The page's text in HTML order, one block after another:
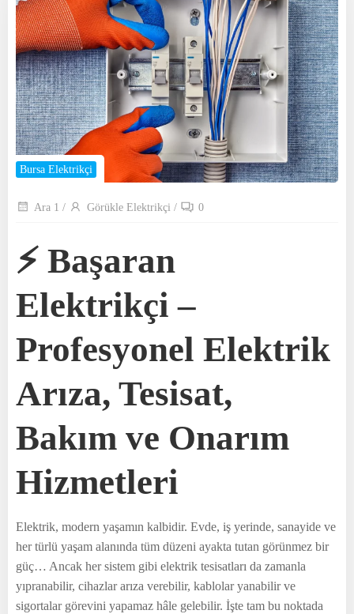
Bursa Elektrikçi
Ara 1 / Görükle Elektrikçi / 0
⚡ Başaran
Elektrikçi –
Profesyonel Elektrik
Arıza, Tesisat,
Bakım ve Onarım
Hizmetleri
Elektrik, modern yaşamın kalbidir. Evde, iş yerinde, sanayide ve
her türlü yaşam alanında tüm düzeni ayakta tutan görünmez bir
güç… Ancak her sistem gibi elektrik tesisatları da zamanla
yıpranabilir, cihazlar arıza verebilir, kablolar yanabilir ve
sigortalar görevini yapamaz hâle gelebilir. İşte tam bu noktada